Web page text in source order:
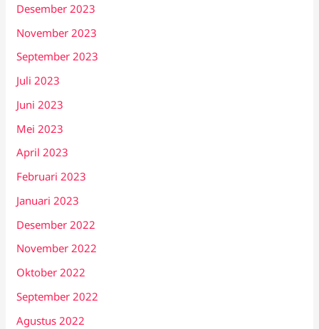
Desember 2023
November 2023
September 2023
Juli 2023
Juni 2023
Mei 2023
April 2023
Februari 2023
Januari 2023
Desember 2022
November 2022
Oktober 2022
September 2022
Agustus 2022